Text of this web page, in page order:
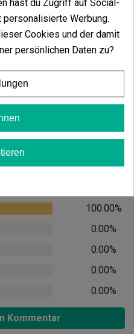
GB
100.00%
0.00%
0.00%
0.00%
0.00%
Kommentar
hast du Zugriff auf Social-
Werbung.
Cookies und der damit
persönlichen Daten zu?